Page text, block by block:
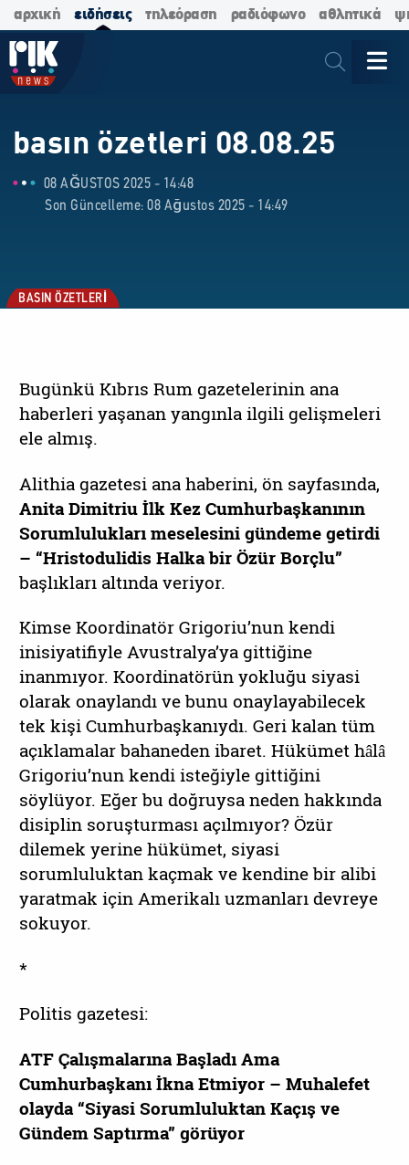
αρχική ειδήσεις τηλεόραση ραδιόφωνο αθλητικά
basın özetleri 08.08.25
08 AĞUSTOS 2025 - 14:48
Son Güncelleme: 08 Ağustos 2025 - 14:49
BASIN ÖZETLERİ
Bugünkü Kıbrıs Rum gazetelerinin ana
haberleri yaşanan yangınla ilgili gelişmeleri
ele almış.
Alithia gazetesi ana haberini, ön sayfasında,
Anita Dimitriu İlk Kez Cumhurbaşkanının
Sorumlulukları meselesini gündeme getirdi
– “Hristodulidis Halka bir Özür Borçlu”
başlıkları altında veriyor.
Kimse Koordinatör Grigoriu’nun kendi
inisiyatifiyle Avustralya’ya gittiğine
inanmıyor. Koordinatörün yokluğu siyasi
olarak onaylandı ve bunu onaylayabilecek
tek kişi Cumhurbaşkanıydı. Geri kalan tüm
açıklamalar bahaneden ibaret. Hükümet hâlâ
Grigoriu’nun kendi isteğiyle gittiğini
söylüyor. Eğer bu doğruysa neden hakkında
disiplin soruşturması açılmıyor? Özür
dilemek yerine hükümet, siyasi
sorumluluktan kaçmak ve kendine bir alibi
yaratmak için Amerikalı uzmanları devreye
sokuyor.
*
Politis gazetesi:
ATF Çalışmalarına Başladı Ama
Cumhurbaşkanı İkna Etmiyor – Muhalefet
olayda “Siyasi Sorumluluktan Kaçış ve
Gündem Saptırma” görüyor